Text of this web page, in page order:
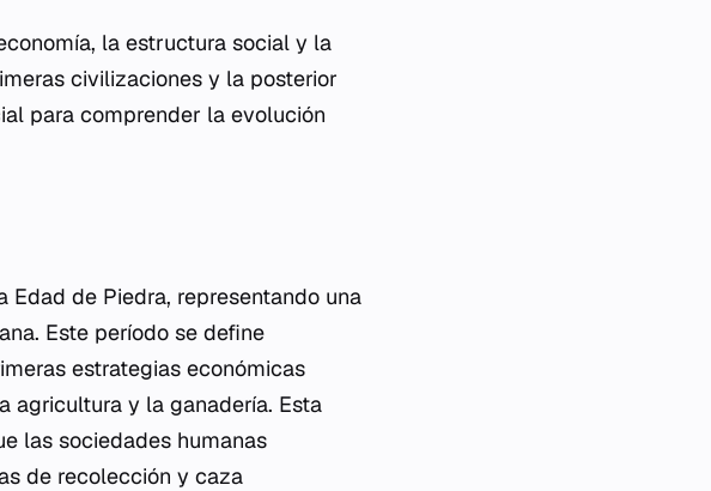
la estructura social y la
civilizaciones y la posterior
para comprender la evolución
de Piedra, representando una
Este período se define
estrategias económicas
agricultura y la ganadería. Esta
las sociedades humanas
de recolección y caza